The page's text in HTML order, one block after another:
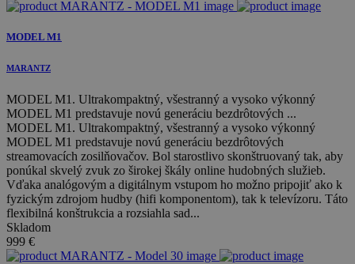
MODEL M1
MARANTZ
MODEL M1. Ultrakompaktný, všestranný a vysoko výkonný
MODEL M1 predstavuje novú generáciu bezdrôtových ...
MODEL M1. Ultrakompaktný, všestranný a vysoko výkonný
MODEL M1 predstavuje novú generáciu bezdrôtových
streamovacích zosilňovačov. Bol starostlivo skonštruovaný tak, aby
ponúkal skvelý zvuk zo širokej škály online hudobných služieb.
Vďaka analógovým a digitálnym vstupom ho možno pripojiť ako k
fyzickým zdrojom hudby (hifi komponentom), tak k televízoru. Táto
flexibilná konštrukcia a rozsiahla sad...
Skladom
999 €